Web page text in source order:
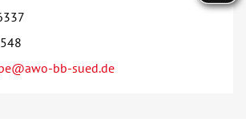
bb-sued.de